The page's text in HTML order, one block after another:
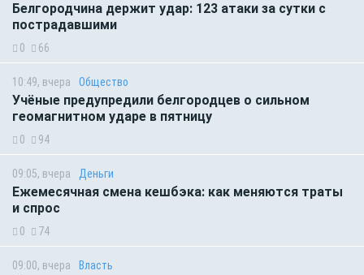
Белгородчина держит удар: 123 атаки за сутки с
пострадавшими
0 66
10:49, вчера Общество
Учёные предупредили белгородцев о сильном
геомагнитном ударе в пятницу
0 94
09:05, вчера Деньги
Ежемесячная смена кешбэка: как меняются траты
и спрос
0 74
09:00, вчера Власть